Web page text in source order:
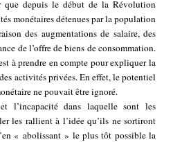
que depuis le début de la Révolution
monétaires détenues par la population
des augmentations de salaire, des
de l’offre de biens de consommation.
à prendre en compte pour expliquer la
activités privées. En effet, le potentiel
ne pouvait être ignoré.
l’incapacité dans laquelle sont les
les rallient à l’idée qu’ils ne sortiront
« abolissant » le plus tôt possible la